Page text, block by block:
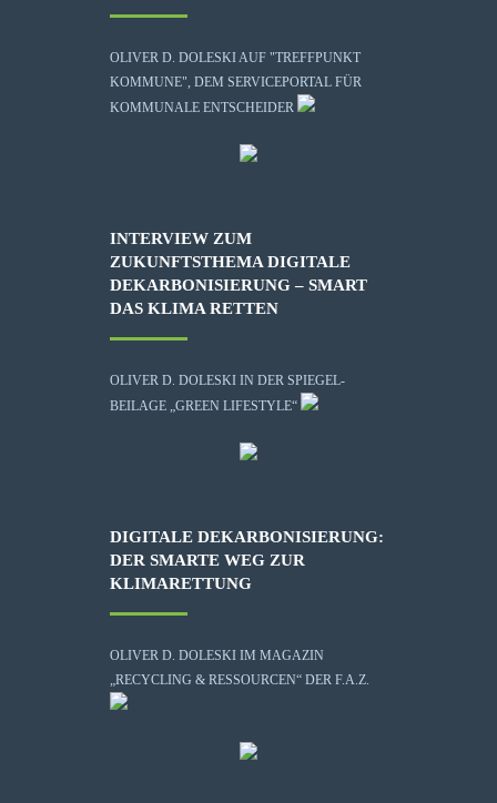
OLIVER D. DOLESKI AUF "TREFFPUNKT
KOMMUNE", DEM SERVICEPORTAL FÜR
KOMMUNALE ENTSCHEIDER
INTERVIEW ZUM
ZUKUNFTSTHEMA DIGITALE
DEKARBONISIERUNG – SMART
DAS KLIMA RETTEN
OLIVER D. DOLESKI IN DER SPIEGEL-
BEILAGE „GREEN LIFESTYLE“
DIGITALE DEKARBONISIERUNG:
DER SMARTE WEG ZUR
KLIMARETTUNG
OLIVER D. DOLESKI IM MAGAZIN
„RECYCLING & RESSOURCEN“ DER F.A.Z.